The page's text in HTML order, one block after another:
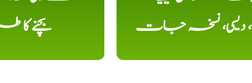
بچنے
دیسی، نسخہ جات